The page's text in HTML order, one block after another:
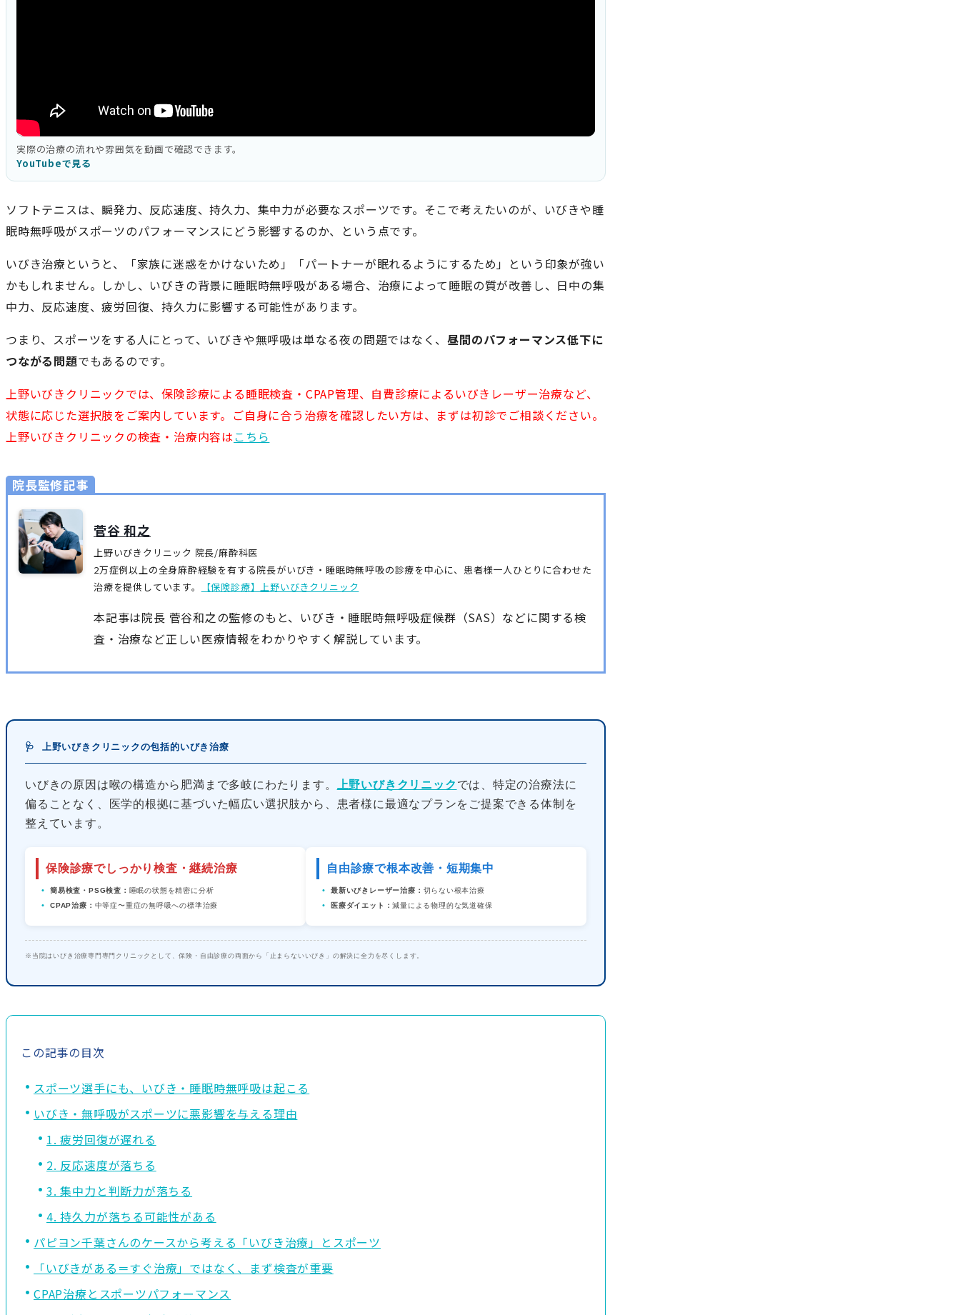
実際の治療の流れや雰囲気を動画で確認できます。
YouTubeで見る
ソフトテニスは、瞬発力、反応速度、持久力、集中力が必要なスポーツです。そこで考えたいのが、いびきや睡
眠時無呼吸がスポーツのパフォーマンスにどう影響するのか、という点です。
いびき治療というと、「家族に迷惑をかけないため」「パートナーが眠れるようにするため」という印象が強い
かもしれません。しかし、いびきの背景に睡眠時無呼吸がある場合、治療によって睡眠の質が改善し、日中の集
中力、反応速度、疲労回復、持久力に影響する可能性があります。
つまり、スポーツをする人にとって、いびきや無呼吸は単なる夜の問題ではなく、昼間のパフォーマンス低下に
つながる問題でもあるのです。
上野いびきクリニックでは、保険診療による睡眠検査・CPAP管理、自費診療によるいびきレーザー治療など、
状態に応じた選択肢をご案内しています。ご自身に合う治療を確認したい方は、まずは初診でご相談ください。
上野いびきクリニックの検査・治療内容はこちら
院長監修記事
菅谷 和之
上野いびきクリニック 院長/麻酔科医
2万症例以上の全身麻酔経験を有する院長がいびき・睡眠時無呼吸の診療を中心に、患者様一人ひとりに合わせた
治療を提供しています。
【保険診療】上野いびきクリニック
本記事は院長 菅谷和之の監修のもと、いびき・睡眠時無呼吸症候群（SAS）などに関する検
査・治療など正しい医療情報をわかりやすく解説しています。
🩺 上野いびきクリニックの包括的いびき治療
いびきの原因は喉の構造から肥満まで多岐にわたります。 上野いびきクリニック では、特定の治療法に
偏ることなく、医学的根拠に基づいた幅広い選択肢から、患者様に最適なプランをご提案できる体制を
整えています。
保険診療でしっかり検査・継続治療
簡易検査・PSG検査： 睡眠の状態を精密に分析
CPAP治療： 中等症〜重症の無呼吸への標準治療
自由診療で根本改善・短期集中
最新いびきレーザー治療： 切らない根本治療
医療ダイエット：減量による物理的な気道確保
※当院はいびき治療専門専門クリニックとして、保険・自由診療の両面から「止まらないいびき」の解決に全力を尽くします。
この記事の目次
スポーツ選手にも、いびき・睡眠時無呼吸は起こる
いびき・無呼吸がスポーツに悪影響を与える理由
1. 疲労回復が遅れる
2. 反応速度が落ちる
3. 集中力と判断力が落ちる
4. 持久力が落ちる可能性がある
パピヨン千葉さんのケースから考える「いびき治療」とスポーツ
「いびきがある＝すぐ治療」ではなく、まず検査が重要
CPAP治療とスポーツパフォーマンス